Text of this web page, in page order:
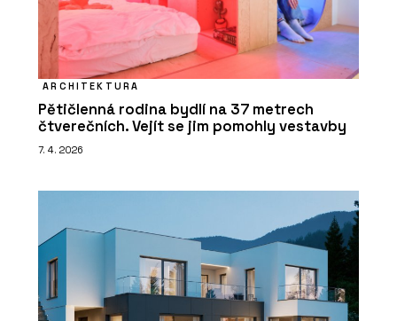
ARCHITEKTURA
Pětičlenná rodina bydlí na 37 metrech
čtverečních. Vejít se jim pomohly vestavby
7. 4. 2026